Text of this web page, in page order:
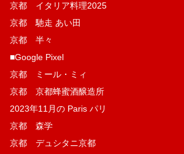
京都 イタリア料理2025
京都 馳走 あい田
京都 半々
■Google Pixel
京都 ミール・ミィ
京都 京都蜂蜜酒醸造所
2023年11月の Paris パリ
京都 森学
京都 デュシタニ京都